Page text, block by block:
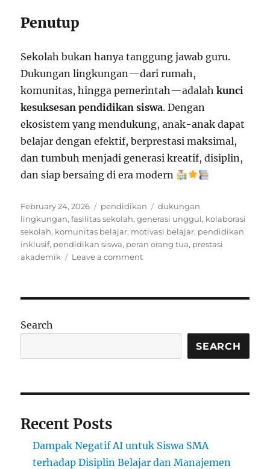
Penutup
Sekolah bukan hanya tanggung jawab guru.
Dukungan lingkungan—dari rumah,
komunitas, hingga pemerintah—adalahkunci
kesuksesan pendidikan siswa. Dengan
ekosistem yang mendukung, anak-anak dapat
belajar dengan efektif, berprestasi maksimal,
dan tumbuh menjadi generasi kreatif, disiplin,
dan siap bersaing di era modern
Posted
on
February 24, 2026 Categories
pendidikan Tags
dukungan
lingkungan,fasilitas sekolah,generasi unggul, kolaborasi
sekolah, komunitas belajar, motivasi belajar, pendidikan
inklusif, pendidikan siswa, peran orang tua, prestasi
akademik
Leave a commenton
Guru:
Dukungan
Penting?
Search
SEARCH
Recent Posts
Dampak Negatif AI untuk Siswa SMA
terhadap Disiplin Belajar dan Manajemen